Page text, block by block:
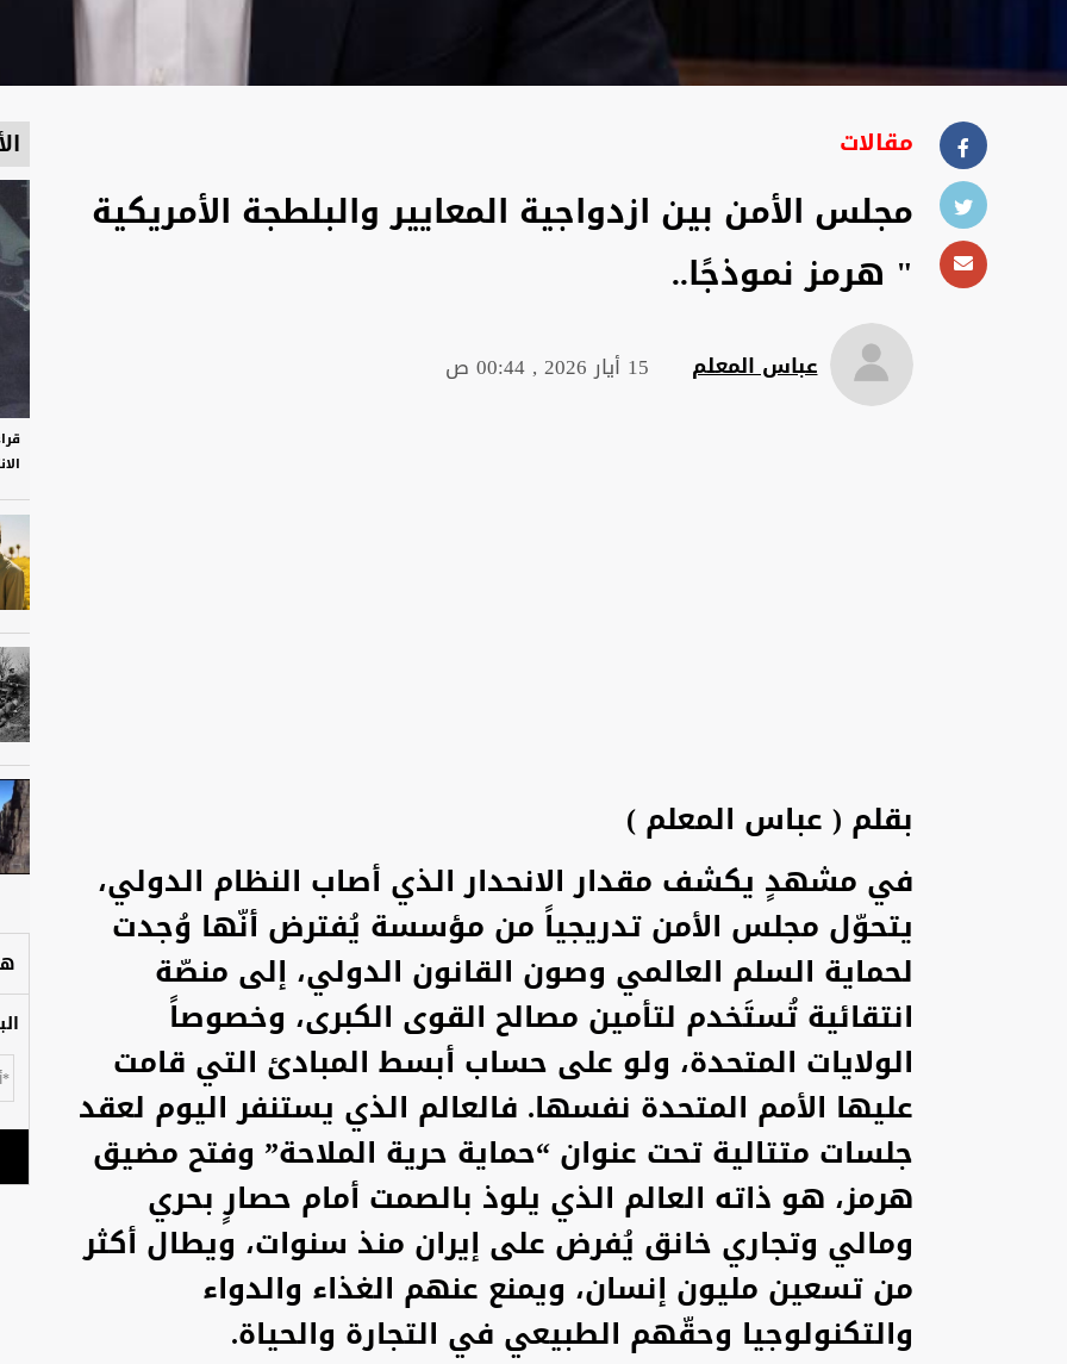
مقالات
مجلس الأمن بين ازدواجية المعايير والبلطجة الأمريكية
" هرمز نموذجًا..
عباس المعلم 15 أيار 2026 , 00:44 ص
بقلم ( عباس المعلم )
في مشهدٍ يكشف مقدار الانحدار الذي أصاب النظام الدولي،
يتحوّل مجلس الأمن تدريجياً من مؤسسة يُفترض أنّها وُجدت
لحماية السلم العالمي وصون القانون الدولي، إلى منصّة
انتقائية تُستَخدم لتأمين مصالح القوى الكبرى، وخصوصاً
الولايات المتحدة، ولو على حساب أبسط المبادئ التي قامت
عليها الأمم المتحدة نفسها. فالعالم الذي يستنفر اليوم لعقد
جلسات متتالية تحت عنوان “حماية حرية الملاحة” وفتح مضيق
هرمز، هو ذاته العالم الذي يلوذ بالصمت أمام حصارٍ بحري
ومالي وتجاري خانق يُفرض على إيران منذ سنوات، ويطال أكثر
من تسعين مليون إنسان، ويمنع عنهم الغذاء والدواء
والتكنولوجيا وحقّهم الطبيعي في التجارة والحياة.